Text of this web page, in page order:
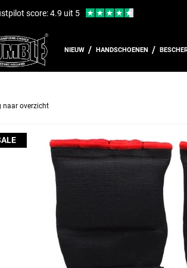
score: 4.9 uit 5
NIEUW HANDSCHOENEN
naar overzicht